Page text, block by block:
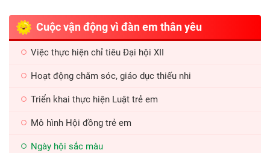
Cuộc vận động vì đàn em thân yêu
Việc thực hiện chỉ tiêu Đại hội XII
Hoạt động chăm sóc, giáo dục thiếu nhi
Triển khai thực hiện Luật trẻ em
Mô hình Hội đồng trẻ em
Ngày hội sắc màu